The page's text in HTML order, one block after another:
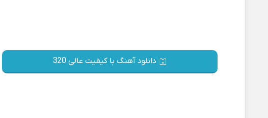
دانلود آهنگ با کیفیت عالی 320